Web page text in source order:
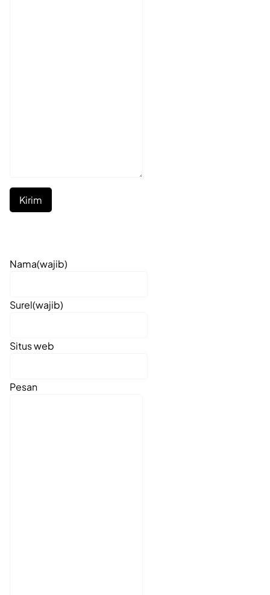
Kirim
Nama(wajib)
Surel(wajib)
Situs web
Pesan